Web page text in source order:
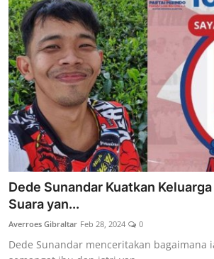
Dede Sunandar Kuatkan
Suara yan...
Averroes Gibraltar Feb 28, 2024 0
Dede Sunandar menceritakan bagaimana